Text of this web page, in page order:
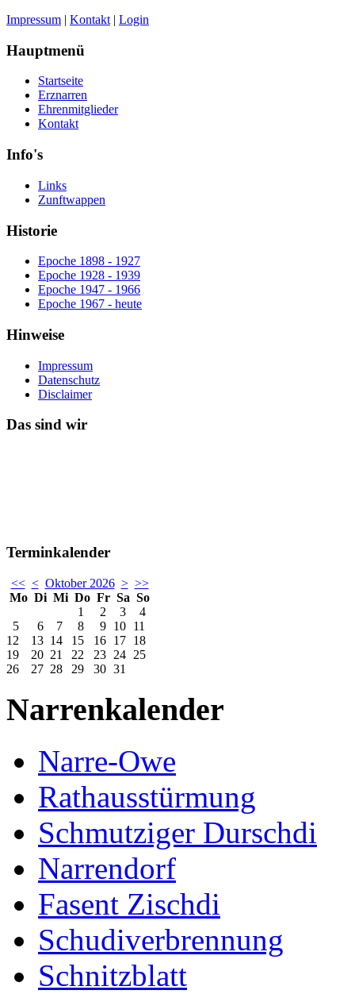
Impressum | Kontakt | Login
Hauptmenü
Startseite
Erznarren
Ehrenmitglieder
Kontakt
Info's
Links
Zunftwappen
Historie
Epoche 1898 - 1927
Epoche 1928 - 1939
Epoche 1947 - 1966
Epoche 1967 - heute
Hinweise
Impressum
Datenschutz
Disclaimer
Das sind wir
Terminkalender
<< < Oktober 2026 > >>
Mo Di Mi Do Fr Sa So
1
2 3
4
5
6 7 8 9 10 11
12
13 14 15 16 17 18
19
20 21 22 23 24 25
26
27 28 29 30 31
Narrenkalender
Narre-Owe
Rathausstürmung
Schmutziger Durschdi
Narrendorf
Fasent Zischdi
Schudiverbrennung
Schnitzblatt